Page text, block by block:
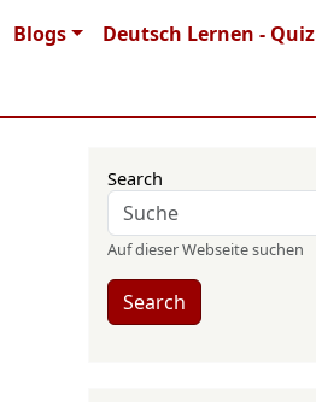
Blogs Deutsch Lernen - Quiz
Search
Auf dieser Webseite suchen
Search